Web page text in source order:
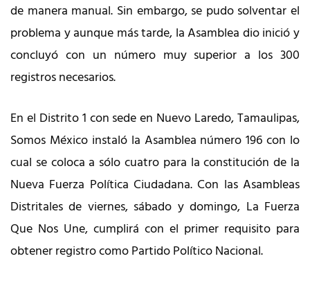
de manera manual. Sin embargo, se pudo solventar el
problema y aunque más tarde, la Asamblea dio inició y
concluyó con un número muy superior a los 300
registros necesarios.
En el Distrito 1 con sede en Nuevo Laredo, Tamaulipas,
Somos México instaló la Asamblea número 196 con lo
cual se coloca a sólo cuatro para la constitución de la
Nueva Fuerza Política Ciudadana. Con las Asambleas
Distritales de viernes, sábado y domingo, La Fuerza
Que Nos Une, cumplirá con el primer requisito para
obtener registro como Partido Político Nacional.